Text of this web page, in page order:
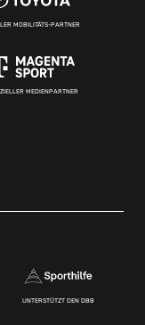
MOBILITÄTS-PARTNER
MEDIENPARTNER
UNTERSTÜTZT DEN DBB